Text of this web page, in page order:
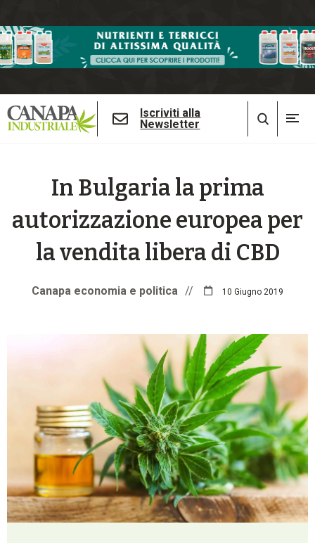
Iscriviti alla
Newsletter
In Bulgaria la prima
autorizzazione europea per
la vendita libera di CBD
Canapa economia e politica // 10 Giugno 2019